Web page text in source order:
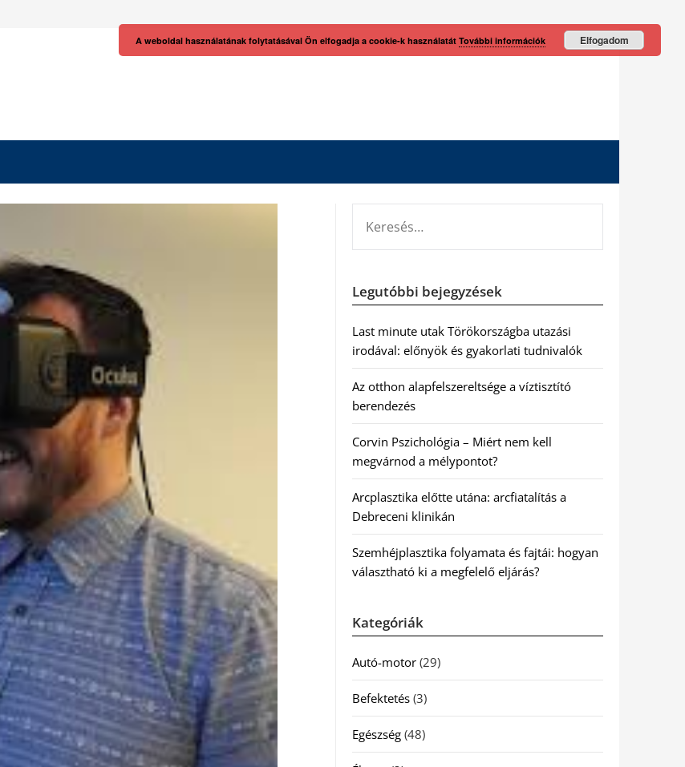
Legutóbbi bejegyzések
Last minute utak Törökországba utazási
irodával: előnyök és gyakorlati tudnivalók
Az otthon alapfelszereltsége a víztisztító
berendezés
Corvin Pszichológia – Miért nem kell
megvárnod a mélypontot?
Arcplasztika előtte utána: arcfiatalítás a
Debreceni klinikán
Szemhéjplasztika folyamata és fajtái: hogyan
választható ki a megfelelő eljárás?
Kategóriák
Autó-motor(29)
Befektetés(3)
Egészség(48)
A weboldal használatának folytatásával Ön elfogadja a cookie-k használatát További információk Elfogadom